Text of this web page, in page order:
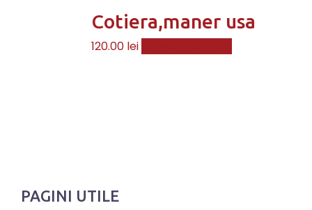
Cotiera,maner usa
120.00 lei
PAGINI UTILE